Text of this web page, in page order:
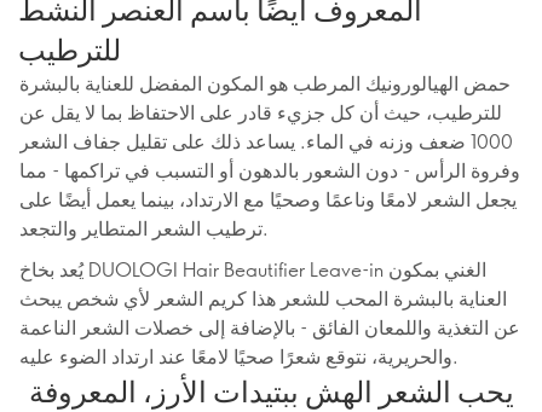
المعروف أيضًا باسم العنصر النشط
للترطيب
حمض الهيالورونيك المرطب هو المكون المفضل للعناية بالبشرة
للترطيب، حيث أن كل جزيء قادر على الاحتفاظ بما لا يقل عن
1000 ضعف وزنه في الماء. يساعد ذلك على تقليل جفاف الشعر
وفروة الرأس - دون الشعور بالدهون أو التسبب في تراكمها - مما
يجعل الشعر لامعًا وناعمًا وصحيًا مع الارتداد، بينما يعمل أيضًا على
ترطيب الشعر المتطاير والتجعد.
يُعد بخاخ DUOLOGI Hair Beautifier Leave-in الغني بمكون
العناية بالبشرة المحب للشعر هذا كريم الشعر لأي شخص يبحث
عن التغذية واللمعان الفائق - بالإضافة إلى خصلات الشعر الناعمة
والحريرية، نتوقع شعرًا صحيًا لامعًا عند ارتداد الضوء عليه.
يحب الشعر الهش ببتيدات الأرز، المعروفة